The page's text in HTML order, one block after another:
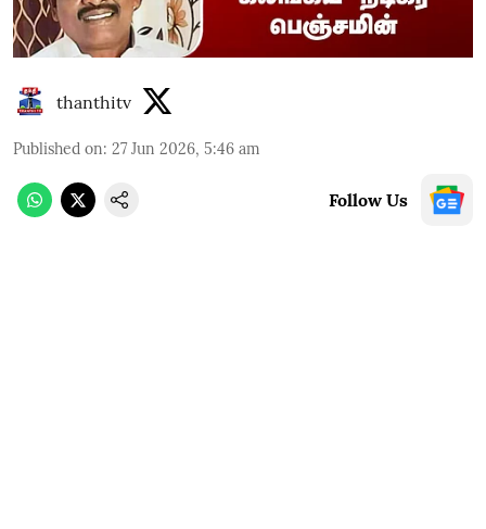
thanthitv
Published on: 27 Jun 2026, 5:46 am
Follow Us